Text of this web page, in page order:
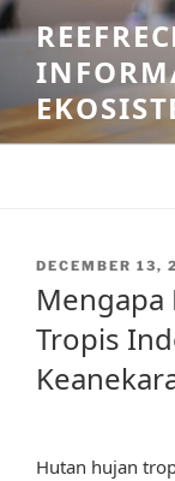
Skip
to
content
POSTED
DECEMBER 13,
Mengapa
Tropis
Hutan hujan